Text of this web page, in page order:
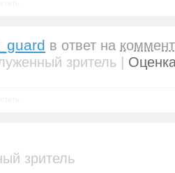
в ответ на
зритель |
зритель